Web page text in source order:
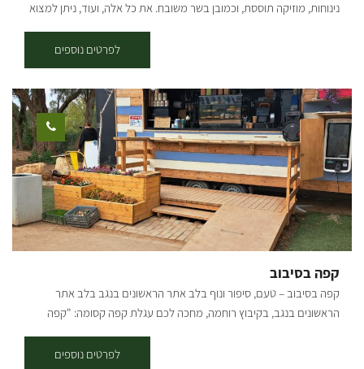
נינוחות, מוזיקה תוססת, וכמובן בשר משובח. את כל אלה, ועוד, ניתן למצוא
הוא בית לאירועי בוטיק בקצב הברזילאי! אצלנו בברבוסה מתמחים בביצוע
אירועים ברמה הגבוהה ביותר יחד עם חוויית בשרים איכותית בשיטת צלייה
ייחודית האופיינית לתרבות הברזילאית. אירועים משפחתיים - בר מצווה, בת
מצווה, ימי הולדת ועוד. סיורים בעוטף עזה ובכלניות. אירועים עסקיים - ימי
גיבוש, כנסים, ערב מחלקה ועוד. נשמח לשמוח אתכם ולהפוך את האירוע
שלכם ליחיד במינו עם המון יחס ומקצועיות. חדש חדש!! רק בימי שלישי
פותחים לקהל הרחב את הברבוסה בברור חיל בואו להתפנק באווירה הכי
כפרית שיש, בשיטת אכול כפי יכולתך
פשוט תבואו רעבים ותהנו מכל
רגע
בחגיגת בשרים של שורסקריה אותנטית בסגנון הברזילאי שריינו
מקום מראש דרך האתר:
לפרטים נוספים
קפה בסיבוב
קפה בסיבוב – טעם, סיפור ונוף בלב אתר הראשונים בנגב בלב אתר
הראשונים בנגב, בקיבוץ רוחמה, מחכה לכם עגלת קפה קסומה: "קפה
היסטורי מרתק המחבר בין עבר להווה. אתר הראשונים הוא פנינה נסתרת
לפרטים נוספים